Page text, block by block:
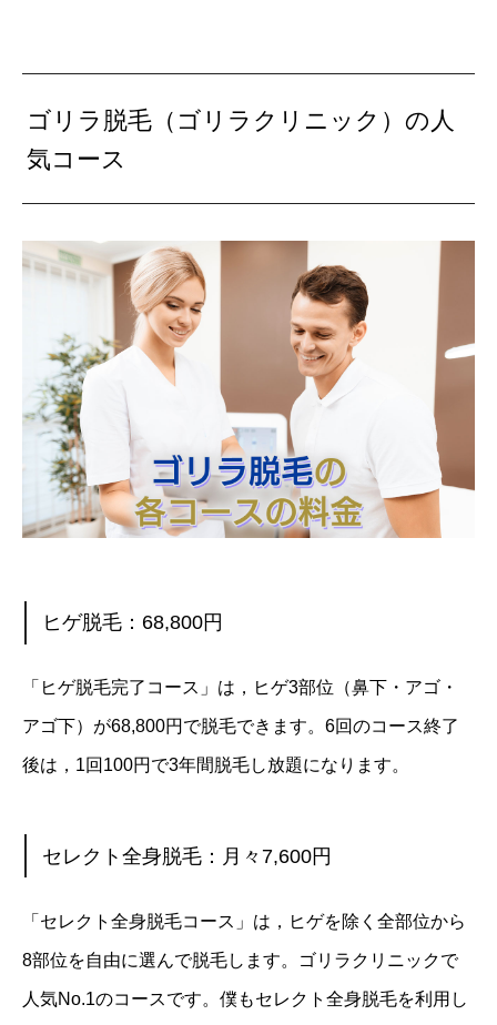
ゴリラ脱毛（ゴリラクリニック）の人
気コース
ヒゲ脱毛：68,800円
「ヒゲ脱毛完了コース」は，ヒゲ3部位（鼻下・アゴ・
アゴ下）が68,800円で脱毛できます。6回のコース終了
後は，1回100円で3年間脱毛し放題になります。
セレクト全身脱毛：月々7,600円
「セレクト全身脱毛コース」は，ヒゲを除く全部位から
8部位を自由に選んで脱毛します。ゴリラクリニックで
人気No.1のコースです。僕もセレクト全身脱毛を利用し